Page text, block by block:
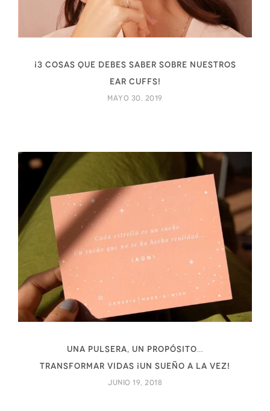
¡3 Cosas que debes saber sobre nuestros
ear cuffs!
mayo 30, 2019
Una pulsera, un propósito…
Transformar vidas ¡Un sueño a la vez!
junio 19, 2018